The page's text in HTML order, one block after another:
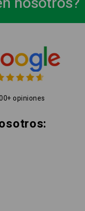
opiniones